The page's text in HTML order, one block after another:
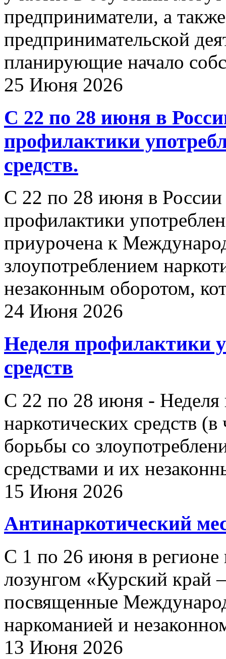
предприниматели, а
предпринимательской
планирующие начало
25 Июня 2026
С 22 по 28 июня в
профилактики
средств.
С 22 по 28 июня в России
профилактики
приурочена к
злоупотреблением
незаконным оборотом,
24 Июня 2026
Неделя профилактики
средств
С 22 по 28 июня - Неделя
наркотических средств
борьбы со
средствами и их
15 Июня 2026
Антинаркотический
С 1 по 26 июня в
лозунгом «Курский край
посвященные
наркоманией и
13 Июня 2026